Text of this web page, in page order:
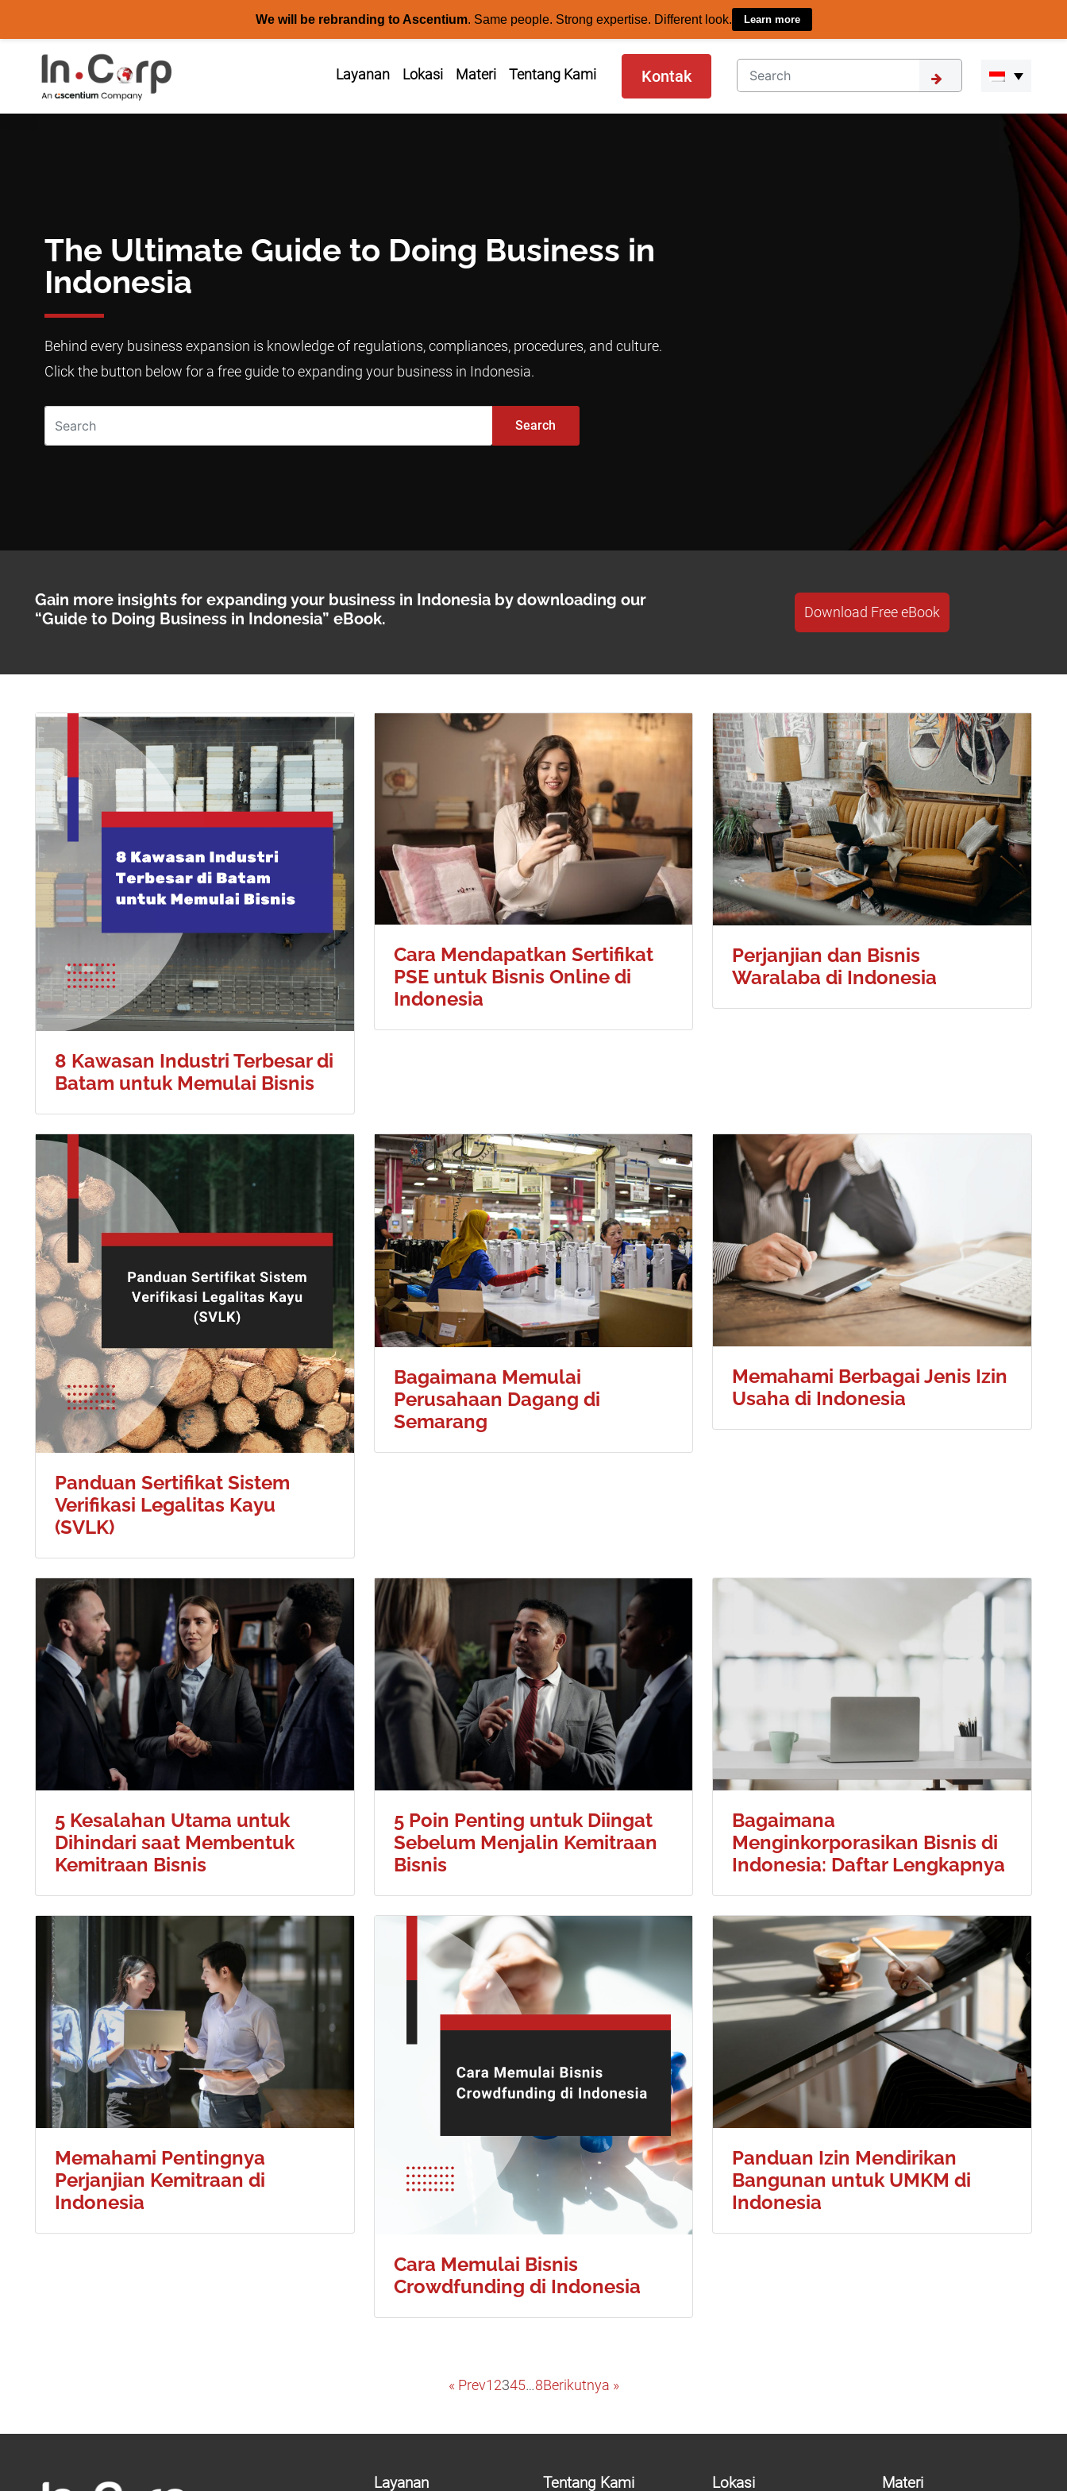
We will be rebranding to Ascentium. Same people. Strong expertise. Different look. Learn more
content
Layanan Lokasi Materi Tentang Kami Kontak
The Ultimate Guide to Doing Business in
Indonesia
Behind every business expansion is knowledge of regulations, compliances, procedures, and culture.
Click the button below for a free guide to expanding your business in Indonesia.
Search
Gain more insights for expanding your business in Indonesia by downloading our
“Guide to Doing Business in Indonesia” eBook.
Download Free eBook
8 Kawasan Industri Terbesar di
Batam untuk Memulai Bisnis
Cara Mendapatkan Sertifikat
PSE untuk Bisnis Online di
Indonesia
Perjanjian dan Bisnis
Waralaba di Indonesia
Panduan Sertifikat Sistem
Verifikasi Legalitas Kayu
(SVLK)
Bagaimana Memulai
Perusahaan Dagang di
Semarang
Memahami Berbagai Jenis Izin
Usaha di Indonesia
5 Kesalahan Utama untuk
Dihindari saat Membentuk
Kemitraan Bisnis
5 Poin Penting untuk Diingat
Sebelum Menjalin Kemitraan
Bisnis
Bagaimana
Menginkorporasikan Bisnis di
Indonesia: Daftar Lengkapnya
Memahami Pentingnya
Perjanjian Kemitraan di
Indonesia
Cara Memulai Bisnis
Crowdfunding di Indonesia
Panduan Izin Mendirikan
Bangunan untuk UMKM di
Indonesia
« Prev1 2345…8Berikutnya »
Layanan Tentang Kami Lokasi Materi